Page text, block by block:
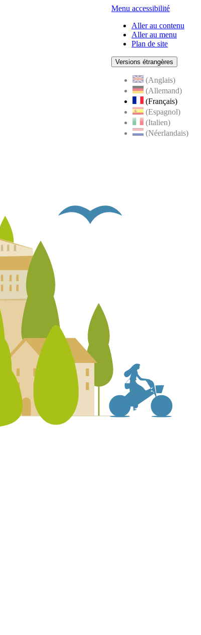
Menu accessibilité
Aller au contenu
Aller au menu
Plan de site
Versions étrangères
(Anglais)
(Allemand)
(Français)
(Espagnol)
(Italien)
(Néerlandais)